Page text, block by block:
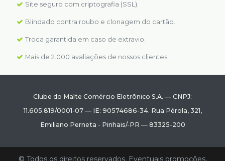
Site seguro com criptografia (SSL).
Blindado contra roubo e clonagem do cartão.
Troca garantida em caso de extravio.
Mais de 2.000 avaliações de nossos clientes.
Clube do Malte Comércio Eletrônico S.A. — CNPJ:
11.605.819/0001-07— IE: 90574686-34. Rua Pérola, 321,
Emiliano Perneta - Pinhais/-PR — 83325-200
© Todos os direitos reservados. Eventuais promoções,